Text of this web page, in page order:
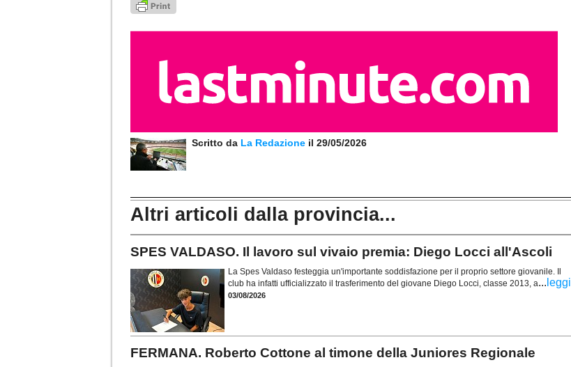
Scritto da La Redazione il 29/05/2026
Altri articoli dalla provincia...
SPES VALDASO. Il lavoro sul vivaio premia: Diego Locci all'Ascoli
La Spes Valdaso festeggia un'importante soddisfazione per il proprio settore giovanile. Il
club ha infatti ufficializzato il trasferimento del giovane Diego Locci, classe 2013, a... leggi
03/08/2026
FERMANA. Roberto Cottone al timone della Juniores Regionale